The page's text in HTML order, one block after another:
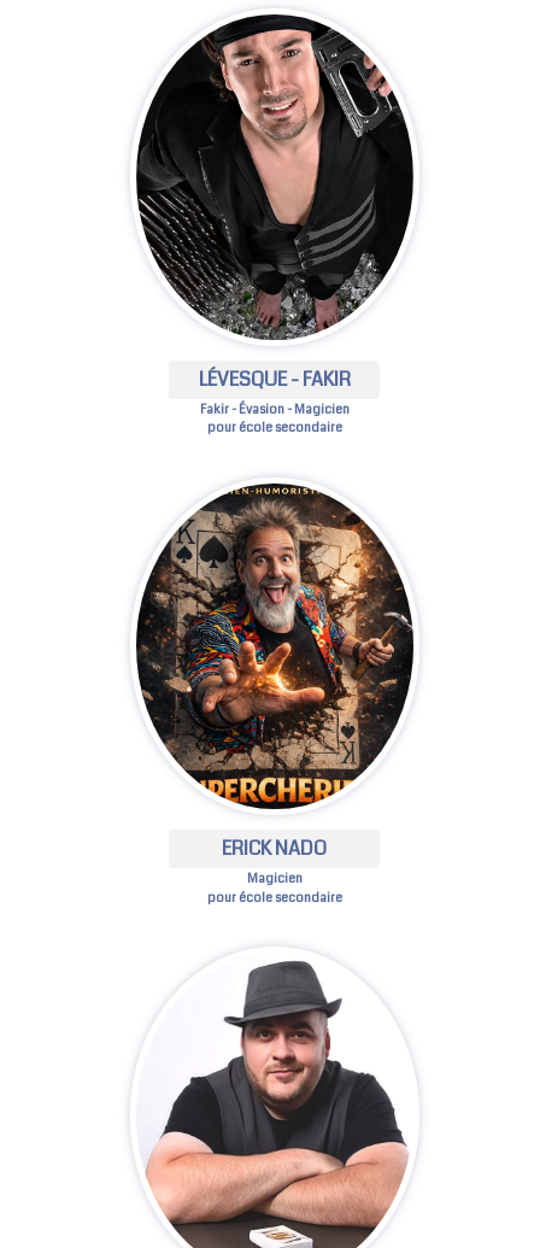
LÉVESQUE - FAKIR
Fakir - Évasion - Magicien
pour école secondaire
ERICK NADO
Magicien
pour école secondaire